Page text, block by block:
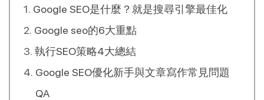
Google SEO是什麼？就是搜尋引擎最佳化
Google seo的6大重點
執行SEO策略4大總結
Google SEO優化新手與文章寫作常見問題
QA